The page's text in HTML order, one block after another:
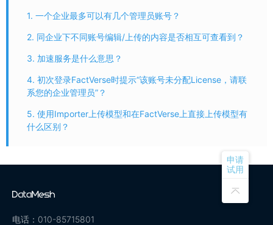
申请
试用
1. 一个企业最多可以有几个管理员账号？
2. 同企业下不同账号编辑/上传的内容是否相互可查看到？
3. 加速服务是什么意思？
4. 初次登录FactVerse时提示“该账号未分配License，请联
系您的企业管理员”？
5. 使用Importer上传模型和在FactVerse上直接上传模型有
什么区别？
电话：010-85715801